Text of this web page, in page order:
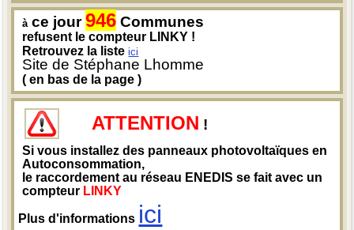
à ce jour946 Communes
refusent le compteur LINKY !
Retrouvez la listeici
Site de Stéphane Lhomme
( en bas de la page )
ATTENTION !
Si vous installez des panneaux photovoltaïques en
Autoconsommation,
le raccordement au réseau ENEDIS se fait avec un
compteur LINKY
Plus d'informations ici